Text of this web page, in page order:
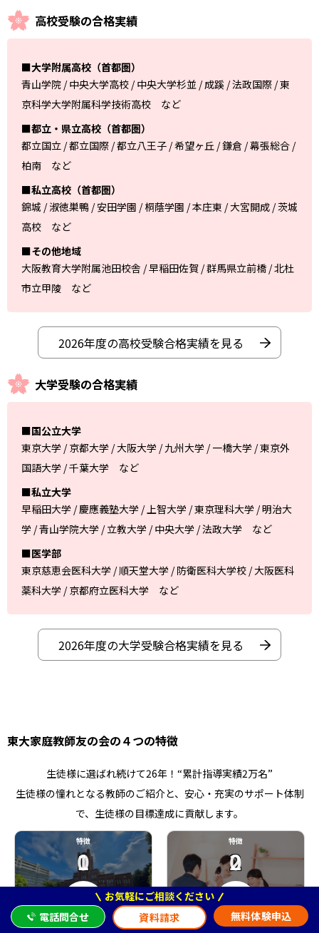
高校受験の合格実績
■大学附属高校（首都圏）
青山学院 / 中央大学高校 / 中央大学杉並 / 成蹊 / 法政国際 / 東
京科学大学附属科学技術高校 など
■都立・県立高校（首都圏）
都立国立 / 都立国際 / 都立八王子 / 希望ヶ丘 / 鎌倉 / 幕張総合 /
柏南 など
■私立高校（首都圏）
錦城 / 淑徳巣鴨 / 安田学園 / 桐蔭学園 / 本庄東 / 大宮開成 / 茨城
高校 など
■その他地域
大阪教育大学附属池田校舎 / 早稲田佐賀 / 群馬県立前橋 / 北杜
市立甲陵 など
2026年度の高校受験合格実績を見る
大学受験の合格実績
■国公立大学
東京大学 / 京都大学 / 大阪大学 / 九州大学 / 一橋大学 / 東京外
国語大学 / 千葉大学 など
■私立大学
早稲田大学 / 慶應義塾大学 / 上智大学 / 東京理科大学 / 明治大
学 / 青山学院大学 / 立教大学 / 中央大学 / 法政大学 など
■医学部
東京慈恵会医科大学 / 順天堂大学 / 防衛医科大学校 / 大阪医科
薬科大学 / 京都府立医科大学 など
2026年度の大学受験合格実績を見る
東大家庭教師友の会の４つの特徴
生徒様に選ばれ続けて26年！“累計指導実績2万名”
生徒様の憧れとなる教師のご紹介と、安心・充実のサポート体制
で、生徒様の目標達成に貢献します。
特徴
01
特徴
02
お気軽にご相談ください
電話問合せ
資料請求 無料体験申込